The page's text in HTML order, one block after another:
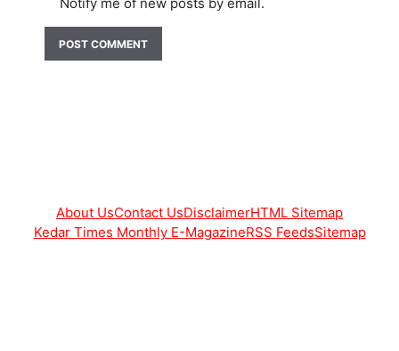
Notify me of new posts by email.
About UsContact UsDisclaimerHTML Sitemap
Kedar Times Monthly E-MagazineRSS FeedsSitemap